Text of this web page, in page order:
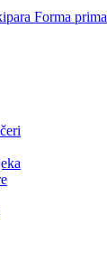
Forma prima